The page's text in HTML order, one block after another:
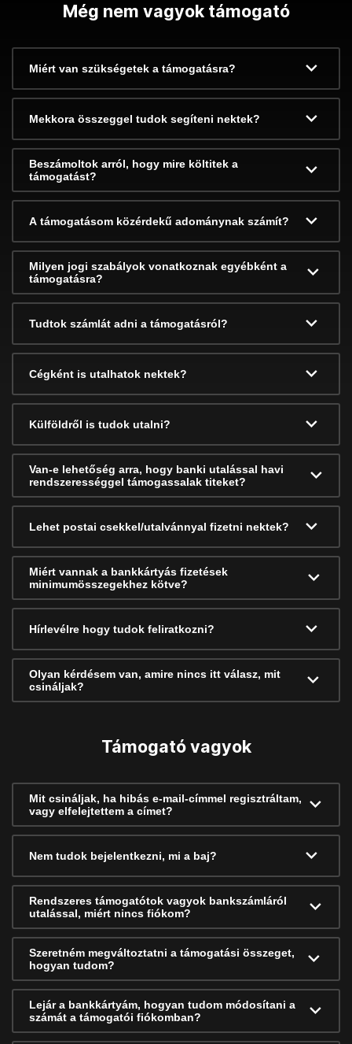
Még nem vagyok támogató
Miért van szükségetek a támogatásra?
Mekkora összeggel tudok segíteni nektek?
Beszámoltok arról, hogy mire költitek a
támogatást?
A támogatásom közérdekű adománynak számít?
Milyen jogi szabályok vonatkoznak egyébként a
támogatásra?
Tudtok számlát adni a támogatásról?
Cégként is utalhatok nektek?
Külföldről is tudok utalni?
Van-e lehetőség arra, hogy banki utalással havi
rendszerességgel támogassalak titeket?
Lehet postai csekkel/utalvánnyal fizetni nektek?
Miért vannak a bankkártyás fizetések
minimumösszegekhez kötve?
Hírlevélre hogy tudok feliratkozni?
Olyan kérdésem van, amire nincs itt válasz, mit
csináljak?
Támogató vagyok
Mit csináljak, ha hibás e-mail-címmel regisztráltam,
vagy elfelejtettem a címet?
Nem tudok bejelentkezni, mi a baj?
Rendszeres támogatótok vagyok bankszámláról
utalással, miért nincs fiókom?
Szeretném megváltoztatni a támogatási összeget,
hogyan tudom?
Lejár a bankkártyám, hogyan tudom módosítani a
számát a támogatói fiókomban?